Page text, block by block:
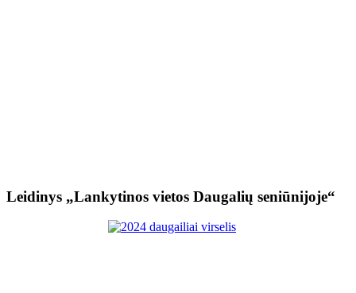
Leidinys „Lankytinos vietos Daugalių seniūnijoje“